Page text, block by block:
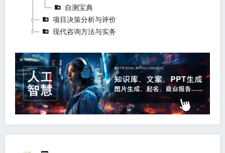
自测宝典
项目决策分析与评价
现代咨询方法与实务